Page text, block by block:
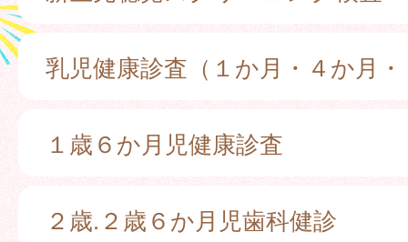
乳児健康診査（１か月・４か月
１歳６か月児健康診査
２歳.２歳６か月児歯科健診